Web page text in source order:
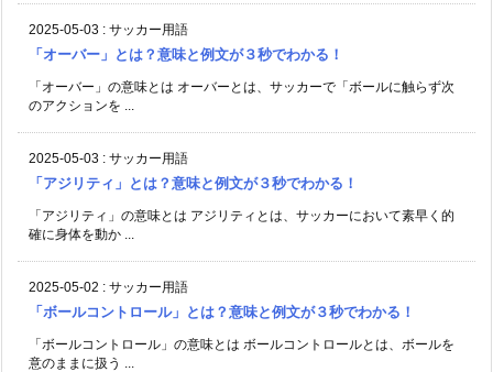
2025-05-03 : サッカー用語
「オーバー」とは？意味と例文が３秒でわかる！
「オーバー」の意味とは オーバーとは、サッカーで「ボールに触らず次
のアクションを ...
2025-05-03 : サッカー用語
「アジリティ」とは？意味と例文が３秒でわかる！
「アジリティ」の意味とは アジリティとは、サッカーにおいて素早く的
確に身体を動か ...
2025-05-02 : サッカー用語
「ボールコントロール」とは？意味と例文が３秒でわかる！
「ボールコントロール」の意味とは ボールコントロールとは、ボールを
意のままに扱う ...